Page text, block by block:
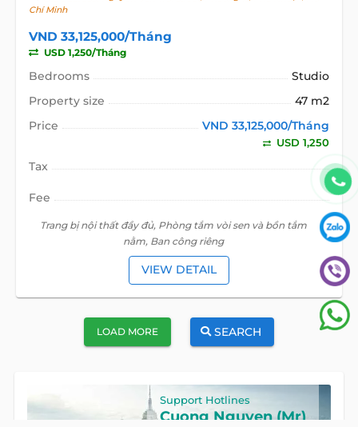
Chí Minh
VND 33,125,000/Tháng
USD 1,250/Tháng
Bedrooms
Studio
Property size
47 m2
Price
VND 33,125,000/Tháng
USD 1,250
Tax
Fee
Trang bị nội thất đầy đủ, Phòng tắm vòi sen và bồn tắm
nằm, Ban công riêng
VIEW DETAIL
LOAD MORE SEARCH
Support Hotlines
Cuong Nguyen (Mr)